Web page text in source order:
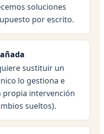
soluciones
por escrito.
sustituir un
lo gestiona e
propia intervención
sueltos).